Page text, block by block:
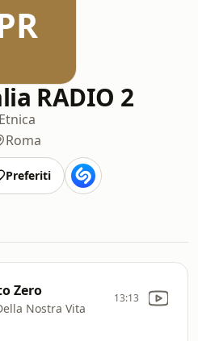
RADIO 2
Etnica
Roma
Preferiti
Zero
Nostra Vita
13:13